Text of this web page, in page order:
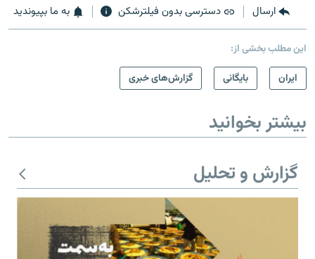
ارسال دسترسی بدون فیلترشکن به ما بپیوندید
این مطلب بخشی از:
ايران
بایگانی گزارش‌های خبری
بیشتر بخوانید
گزارش و تحلیل